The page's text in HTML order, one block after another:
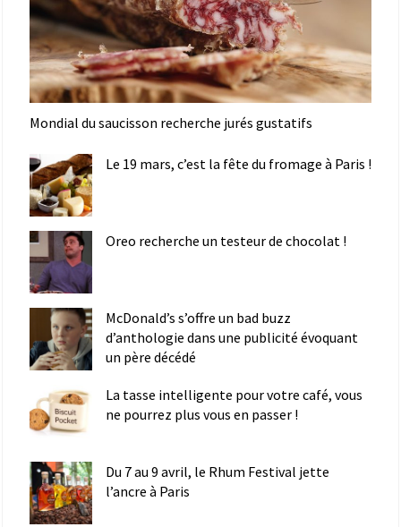
Mondial du saucisson recherche jurés gustatifs
Le 19 mars, c’est la fête du fromage à Paris !
Oreo recherche un testeur de chocolat !
McDonald’s s’offre un bad buzz
d’anthologie dans une publicité évoquant
un père décédé
La tasse intelligente pour votre café, vous
ne pourrez plus vous en passer !
Du 7 au 9 avril, le Rhum Festival jette
l’ancre à Paris